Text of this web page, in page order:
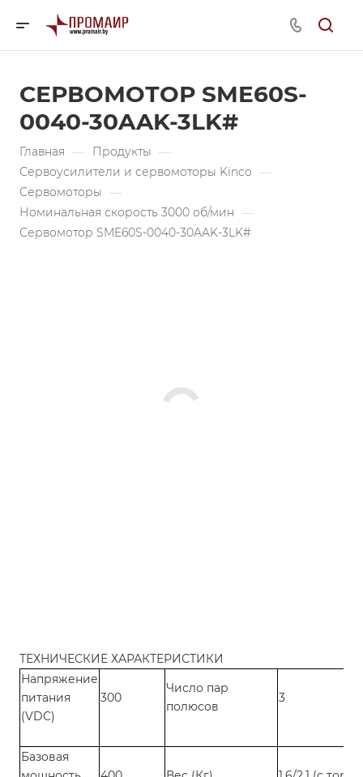
СЕРВОМОТОР SME60S-
0040-30AAK-3LK#
Главная — Продукты —
Сервоусилители и сервомоторы Kinco —
Сервомоторы —
Номинальная скорость 3000 об/мин —
Сервомотор SME60S-0040-30AAK-3LK#
ТЕХНИЧЕСКИЕ ХАРАКТЕРИСТИКИ
Напряжение
питания
(VDC)
300
Число пар
полюсов
3
Базовая